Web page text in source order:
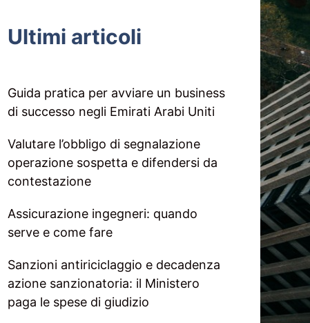
Ultimi articoli
Guida pratica per avviare un business
di successo negli Emirati Arabi Uniti
Valutare l’obbligo di segnalazione
operazione sospetta e difendersi da
contestazione
Assicurazione ingegneri: quando
serve e come fare
Sanzioni antiriciclaggio e decadenza
azione sanzionatoria: il Ministero
paga le spese di giudizio